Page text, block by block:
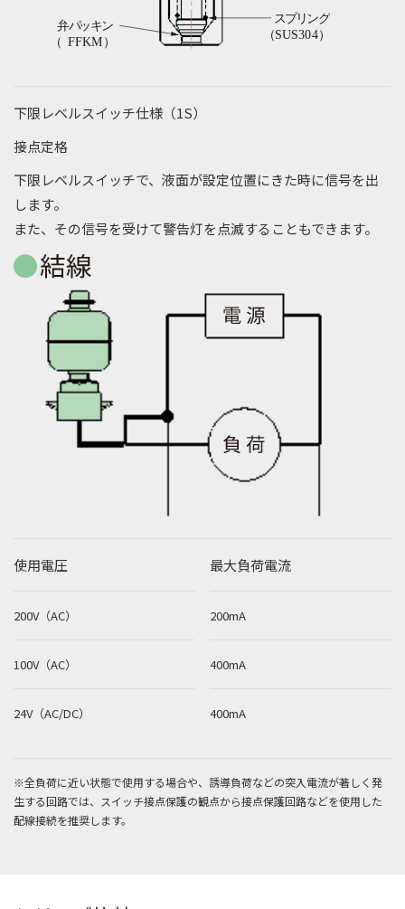
下限レベルスイッチ仕様（1S）
接点定格
下限レベルスイッチで、液面が設定位置にきた時に信号を出
します。
また、その信号を受けて警告灯を点滅することもできます。
使用電圧
200V（AC）
100V（AC）
24V（AC/DC）
最大負荷電流
200mA
400mA
400mA
※全負荷に近い状態で使用する場合や、誘導負荷などの突入電流が著しく発
生する回路では、スイッチ接点保護の観点から接点保護回路などを使用した
配線接続を推奨します。